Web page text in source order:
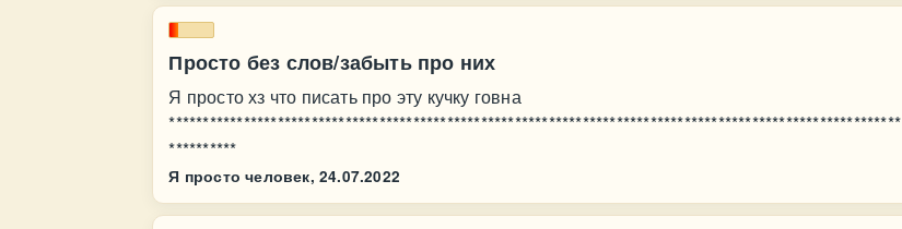
Просто без слов/забыть про них
Я просто хз что писать про эту кучку говна
************************************************************************************************************
**********
Я просто человек, 24.07.2022